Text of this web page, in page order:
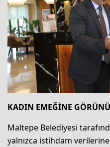
KADIN EMEĞİNE
Maltepe Belediyesi
yalnızca istihdam